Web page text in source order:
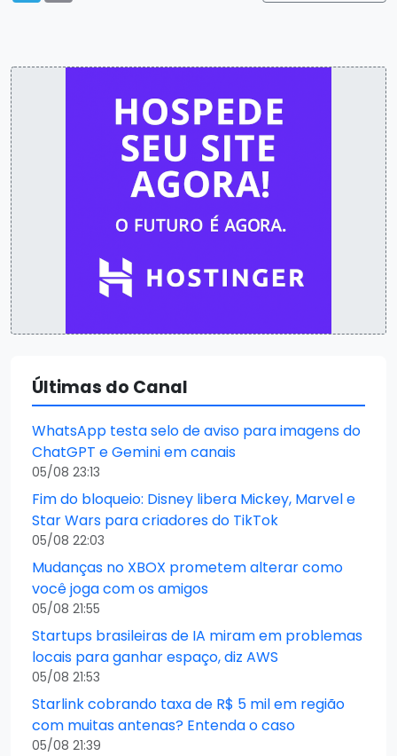
Últimas do Canal
WhatsApp testa selo de aviso para imagens do
ChatGPT e Gemini em canais
05/08 23:13
Fim do bloqueio: Disney libera Mickey, Marvel e
Star Wars para criadores do TikTok
05/08 22:03
Mudanças no XBOX prometem alterar como
você joga com os amigos
05/08 21:55
Startups brasileiras de IA miram em problemas
locais para ganhar espaço, diz AWS
05/08 21:53
Starlink cobrando taxa de R$ 5 mil em região
com muitas antenas? Entenda o caso
05/08 21:39